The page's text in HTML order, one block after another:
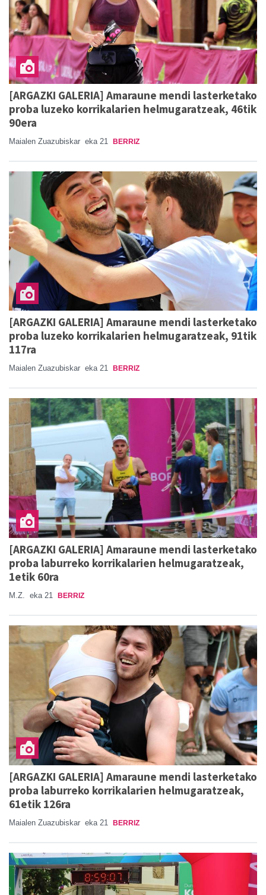
[ARGAZKI GALERIA] Amaraune mendi lasterketako
proba luzeko korrikalarien helmugaratzeak, 46tik
90era
Maialen Zuazubiskar eka 21 BERRIZ
[ARGAZKI GALERIA] Amaraune mendi lasterketako
proba luzeko korrikalarien helmugaratzeak, 91tik
117ra
Maialen Zuazubiskar eka 21 BERRIZ
[ARGAZKI GALERIA] Amaraune mendi lasterketako
proba laburreko korrikalarien helmugaratzeak,
1etik 60ra
M.Z. eka 21 BERRIZ
[ARGAZKI GALERIA] Amaraune mendi lasterketako
proba laburreko korrikalarien helmugaratzeak,
61etik 126ra
Maialen Zuazubiskar eka 21 BERRIZ